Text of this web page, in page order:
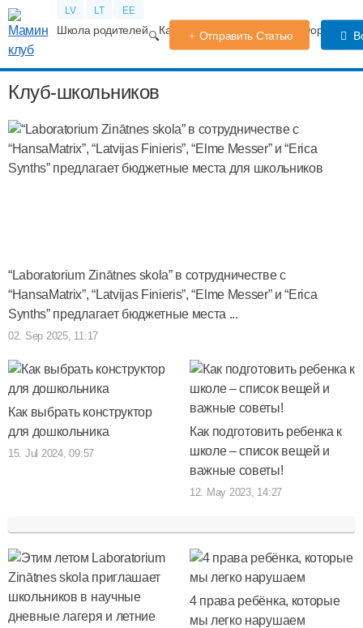
LV LT EE
Школа родителей Календарь беременности Форум
Отправить Статью
Клуб-школьников
“Laboratorium Zinātnes skola” в сотрудничестве с
“HansaMatrix”, “Latvijas Finieris”, “Elme Messer” и “Erica
Synths” предлагает бюджетные места ...
02. Sep 2025, 11:17
Как выбрать конструктор
для дошкольника
15. Jul 2024, 09:57
Как подготовить ребенка к
школе – список вещей и
важные советы!
12. May 2023, 14:27
4 права ребёнка, которые
мы легко нарушаем